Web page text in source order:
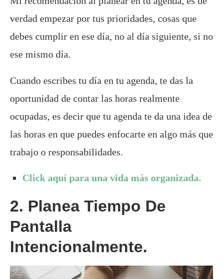
verdad empezar por tus prioridades, cosas que
debes cumplir en ese día, no al día siguiente, si no
ese mismo día.
Cuando escribes tu día en tu agenda, te das la
oportunidad de contar las horas realmente
ocupadas, es decir que tu agenda te da una idea de
las horas en que puedes enfocarte en algo más que
trabajo o responsabilidades.
Click aquí para una vida más organizada.
2. Planea Tiempo De
Pantalla
Intencionalmente.